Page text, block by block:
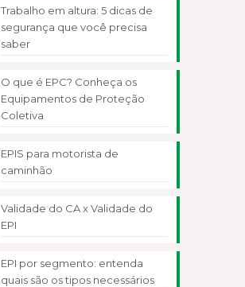
Trabalho em altura: 5 dicas de
segurança que você precisa
saber
O que é EPC? Conheça os
Equipamentos de Proteção
Coletiva
EPIS para motorista de
caminhão
Validade do CA x Validade do
EPI
EPI por segmento: entenda
quais são os tipos necessários